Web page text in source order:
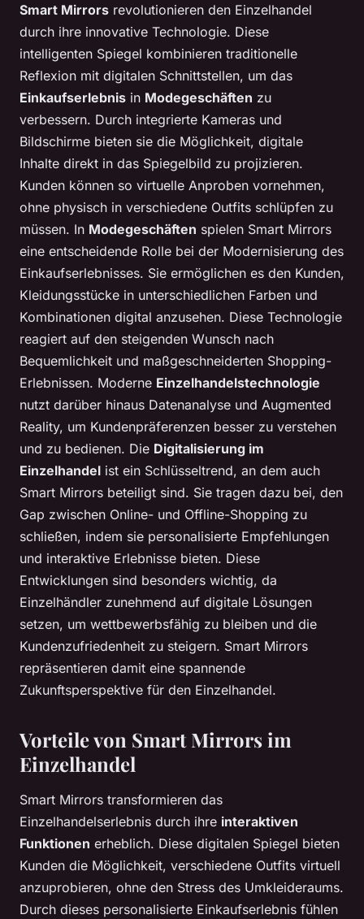
Smart Mirrors revolutionieren den Einzelhandel
durch ihre innovative Technologie. Diese
intelligenten Spiegel kombinieren traditionelle
Reflexion mit digitalen Schnittstellen, um das
Einkaufserlebnis in Modegeschäften zu
verbessern. Durch integrierte Kameras und
Bildschirme bieten sie die Möglichkeit, digitale
Inhalte direkt in das Spiegelbild zu projizieren.
Kunden können so virtuelle Anproben vornehmen,
ohne physisch in verschiedene Outfits schlüpfen zu
müssen. In Modegeschäften spielen Smart Mirrors
eine entscheidende Rolle bei der Modernisierung des
Einkaufserlebnisses. Sie ermöglichen es den Kunden,
Kleidungsstücke in unterschiedlichen Farben und
Kombinationen digital anzusehen. Diese Technologie
reagiert auf den steigenden Wunsch nach
Bequemlichkeit und maßgeschneiderten Shopping-
Erlebnissen. Moderne Einzelhandelstechnologie
nutzt darüber hinaus Datenanalyse und Augmented
Reality, um Kundenpräferenzen besser zu verstehen
und zu bedienen. Die Digitalisierung im
Einzelhandel ist ein Schlüsseltrend, an dem auch
Smart Mirrors beteiligt sind. Sie tragen dazu bei, den
Gap zwischen Online- und Offline-Shopping zu
schließen, indem sie personalisierte Empfehlungen
und interaktive Erlebnisse bieten. Diese
Entwicklungen sind besonders wichtig, da
Einzelhändler zunehmend auf digitale Lösungen
setzen, um wettbewerbsfähig zu bleiben und die
Kundenzufriedenheit zu steigern. Smart Mirrors
repräsentieren damit eine spannende
Zukunftsperspektive für den Einzelhandel.
Vorteile von Smart Mirrors im
Einzelhandel
Smart Mirrors transformieren das
Einzelhandelserlebnis durch ihre interaktiven
Funktionen erheblich. Diese digitalen Spiegel bieten
Kunden die Möglichkeit, verschiedene Outfits virtuell
anzuprobieren, ohne den Stress des Umkleideraums.
Durch dieses personalisierte Einkaufserlebnis fühlen